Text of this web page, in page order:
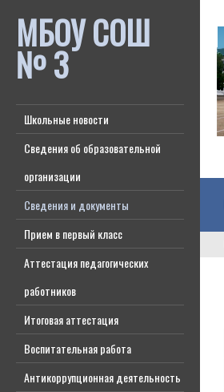
МБОУ СОШ
№ 3
Школьные новости
Сведения об образовательной
организации
Сведения и документы
Прием в первый класс
Аттестация педагогических
работников
Итоговая аттестация
Воспитательная работа
Антикоррупционная деятельность